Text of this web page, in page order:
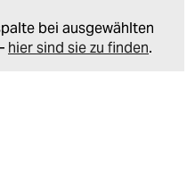
bei ausgewählten
hier sind sie zu finden.